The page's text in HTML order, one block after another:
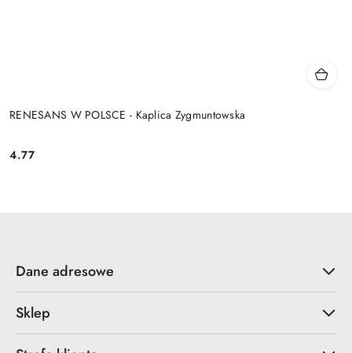
RENESANS W POLSCE - Kaplica Zygmuntowska
Cena:
4.77
Dane adresowe
Sklep